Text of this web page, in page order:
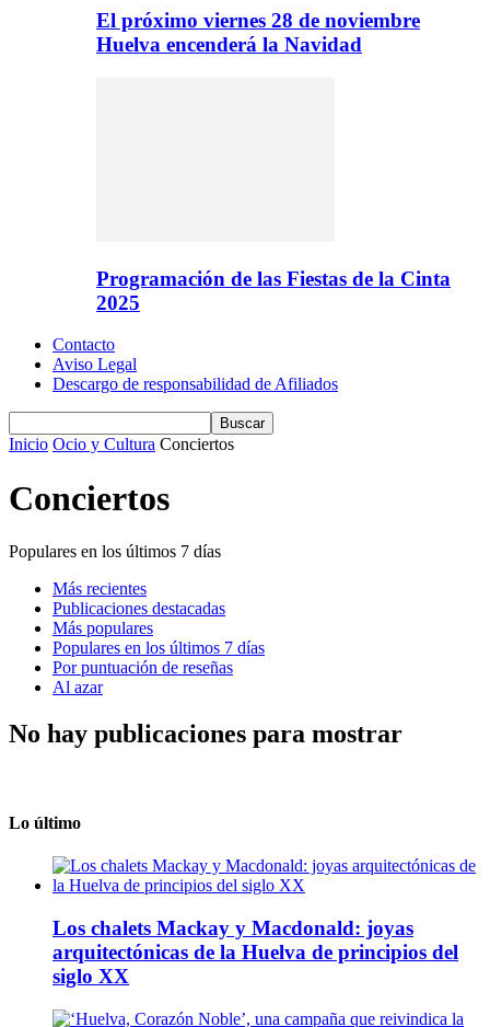
El próximo viernes 28 de noviembre
Huelva encenderá la Navidad
Programación de las Fiestas de la Cinta
2025
Contacto
Aviso Legal
Descargo de responsabilidad de Afiliados
Inicio Ocio y Cultura Conciertos
Conciertos
Populares en los últimos 7 días
Más recientes
Publicaciones destacadas
Más populares
Populares en los últimos 7 días
Por puntuación de reseñas
Al azar
No hay publicaciones para mostrar
Lo último
Los chalets Mackay y Macdonald: joyas
arquitectónicas de la Huelva de principios del
siglo XX